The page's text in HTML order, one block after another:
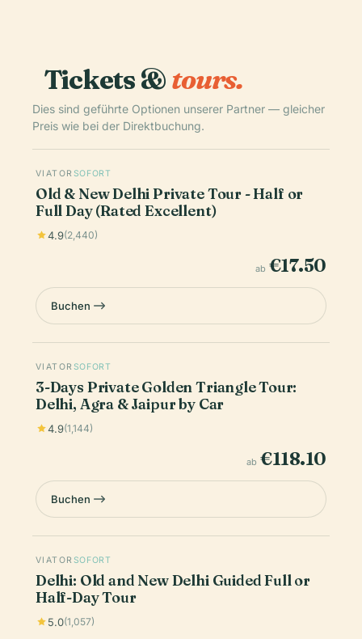
Tickets &tours.
Dies sind geführte Optionen unserer Partner — gleicher
Preis wie bei der Direktbuchung.
VIATOR SOFORT
Old & New Delhi Private Tour - Half or
Full Day (Rated Excellent)
4.9(2,440)
ab €17.50
Buchen
VIATOR SOFORT
3-Days Private Golden Triangle Tour:
Delhi, Agra & Jaipur by Car
4.9(1,144)
ab €118.10
Buchen
VIATOR SOFORT
Delhi: Old and New Delhi Guided Full or
Half-Day Tour
5.0(1,057)